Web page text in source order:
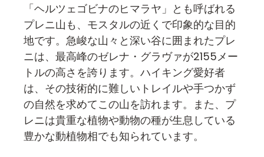
「ヘルツェゴビナのヒマラヤ」とも呼ばれる
プレニ山も、モスタルの近くで印象的な目的
地です。急峻な山々と深い谷に囲まれたプレ
ニは、最高峰のゼレナ・グラヴァが2155メー
トルの高さを誇ります。ハイキング愛好者
は、その技術的に難しいトレイルや手つかず
の自然を求めてこの山を訪れます。また、プ
レニは貴重な植物や動物の種が生息している
豊かな動植物相でも知られています。